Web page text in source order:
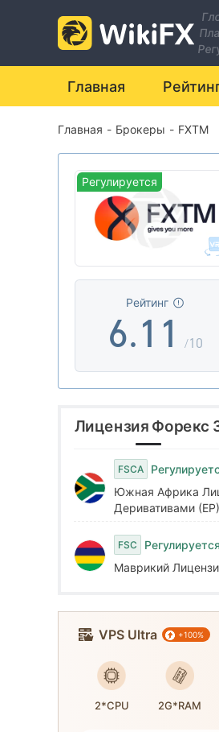
Главная
Главная - Брокеры - FXTM
Регулируется
Рейтинг
0
1
2
3
4
5
6
7
8
9
.
0
1
2
3
4
5
6
7
0
1
2
3
4
5
6
7
8
9
/10
Лицензия Форекс
FSCA
Южная Африка
Деривативами (EP)
FSC
Регулируется
Маврикий
VPS Ultra +100%
2*CPU 2G*RAM